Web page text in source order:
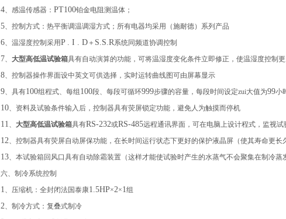
4、感温传感器： PT100铂金电阻测温体；
5、控制方式：热平衡调温调湿方式；所有电器均采用（施耐德）系列产品
6、温湿度控制采用P . I . D ＋ S.S.R系统同频道协调控制
7、 大型高低温试验箱具有自动演算的功能，可将温湿度变化条件立即修正，使温湿度控制
8、控制器操作界面设中英文可供选择，实时运转曲线图可由屏幕显示
9、具有100组程式、每组 100段、每段可循环999步骤的容量，每段时间设定zui大值为99小
10、资料及试验条件输入后，控制器具有荧屏锁定功能，避免人为触摸而停机
11、 大型高低温试验箱具有RS-232或RS-485远程通讯界面，可在电脑上设计程式，监视
12、控制器具有荧屏自动屏保功能，在长时间运行状态下更好的保护液晶屏（使其寿命更长
13、本试验箱回风口具有自动除霜装置（这样才能使试验时产生的水蒸气不会聚集在制冷蒸
六、制冷系统控制
1、压缩机：全封闭法国泰康1.5HP×2×1组
2、制冷方式：复叠式制冷